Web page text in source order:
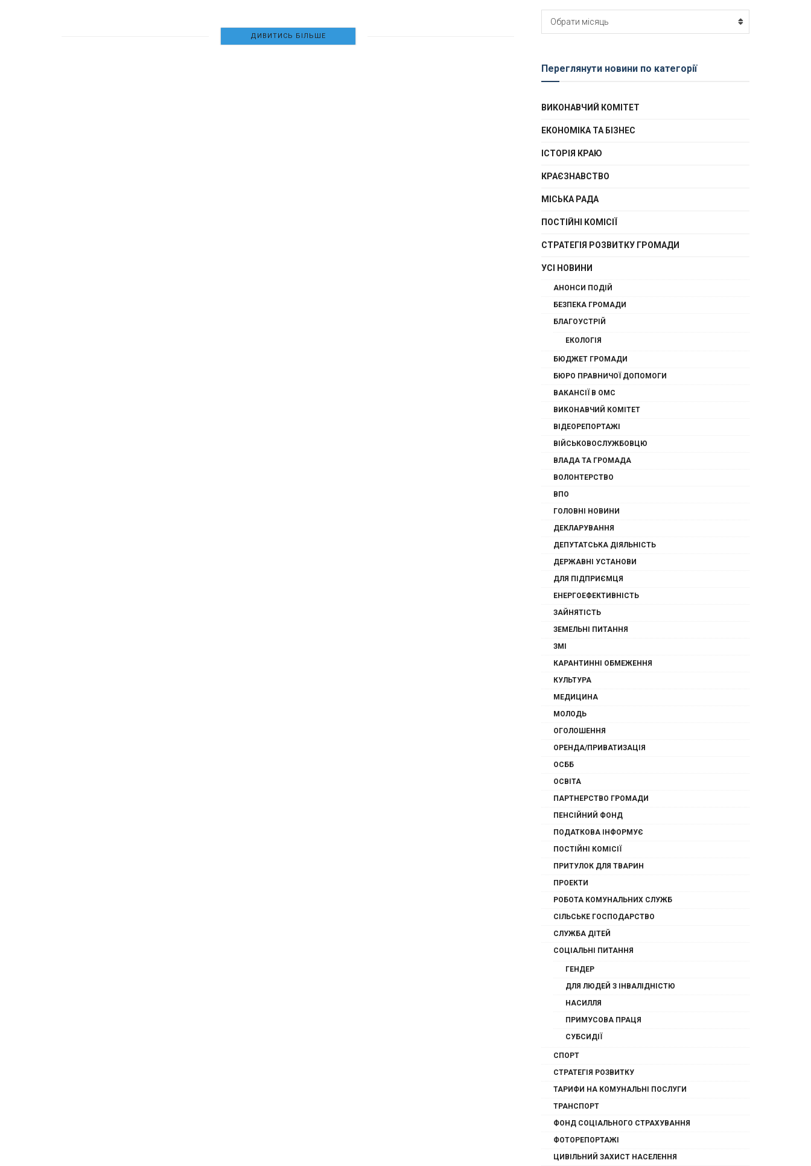
ДИВИТИСЬ БІЛЬШЕ
Архів
новин
Обрати місяць
Переглянути новини по категорії
ВИКОНАВЧИЙ КОМІТЕТ
ЕКОНОМІКА ТА БІЗНЕС
ІСТОРІЯ КРАЮ
КРАЄЗНАВСТВО
МІСЬКА РАДА
ПОСТІЙНІ КОМІСІЇ
СТРАТЕГІЯ РОЗВИТКУ ГРОМАДИ
УСІ НОВИНИ
АНОНСИ ПОДІЙ
БЕЗПЕКА ГРОМАДИ
БЛАГОУСТРІЙ
ЕКОЛОГІЯ
БЮДЖЕТ ГРОМАДИ
БЮРО ПРАВНИЧОЇ ДОПОМОГИ
ВАКАНСІЇ В ОМС
ВИКОНАВЧИЙ КОМІТЕТ
ВІДЕОРЕПОРТАЖІ
ВІЙСЬКОВОСЛУЖБОВЦЮ
ВЛАДА ТА ГРОМАДА
ВОЛОНТЕРСТВО
ВПО
ГОЛОВНІ НОВИНИ
ДЕКЛАРУВАННЯ
ДЕПУТАТСЬКА ДІЯЛЬНІСТЬ
ДЕРЖАВНІ УСТАНОВИ
ДЛЯ ПІДПРИЄМЦЯ
ЕНЕРГОЕФЕКТИВНІСТЬ
ЗАЙНЯТІСТЬ
ЗЕМЕЛЬНІ ПИТАННЯ
ЗМІ
КАРАНТИННІ ОБМЕЖЕННЯ
КУЛЬТУРА
МЕДИЦИНА
МОЛОДЬ
ОГОЛОШЕННЯ
ОРЕНДА/ПРИВАТИЗАЦІЯ
ОСББ
ОСВІТА
ПАРТНЕРСТВО ГРОМАДИ
ПЕНСІЙНИЙ ФОНД
ПОДАТКОВА ІНФОРМУЄ
ПОСТІЙНІ КОМІСІЇ
ПРИТУЛОК ДЛЯ ТВАРИН
ПРОЕКТИ
РОБОТА КОМУНАЛЬНИХ СЛУЖБ
СІЛЬСЬКЕ ГОСПОДАРСТВО
СЛУЖБА ДІТЕЙ
СОЦІАЛЬНІ ПИТАННЯ
ГЕНДЕР
ДЛЯ ЛЮДЕЙ З ІНВАЛІДНІСТЮ
НАСИЛЛЯ
ПРИМУСОВА ПРАЦЯ
СУБСИДІЇ
СПОРТ
СТРАТЕГІЯ РОЗВИТКУ
ТАРИФИ НА КОМУНАЛЬНІ ПОСЛУГИ
ТРАНСПОРТ
ФОНД СОЦІАЛЬНОГО СТРАХУВАННЯ
ФОТОРЕПОРТАЖІ
ЦИВІЛЬНИЙ ЗАХИСТ НАСЕЛЕННЯ